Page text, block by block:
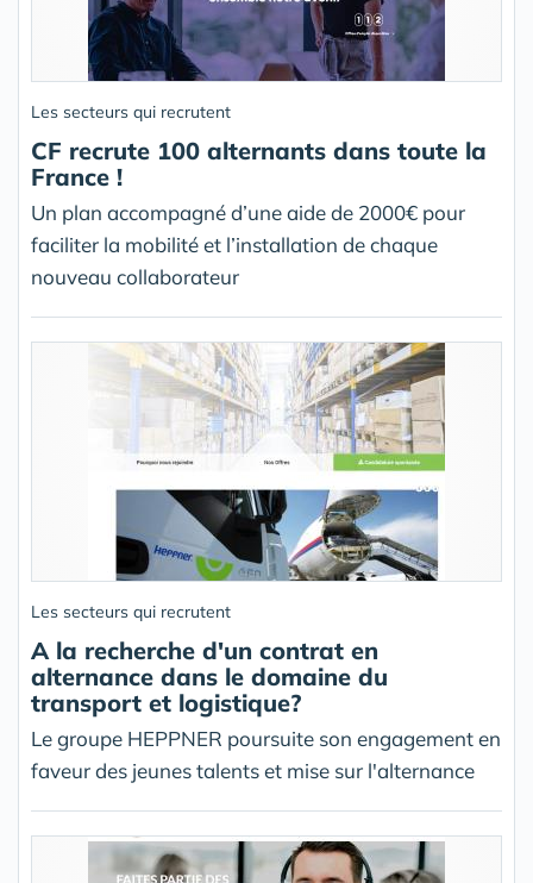
Les secteurs qui recrutent
CF recrute 100 alternants dans toute la
France !
Un plan accompagné d’une aide de 2000€ pour
faciliter la mobilité et l’installation de chaque
nouveau collaborateur
Les secteurs qui recrutent
A la recherche d'un contrat en
alternance dans le domaine du
transport et logistique?
Le groupe HEPPNER poursuite son engagement en
faveur des jeunes talents et mise sur l'alternance